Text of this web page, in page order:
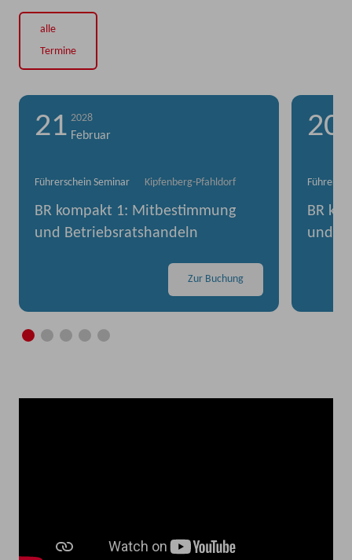
alle
Termine
21 2028
Februar
Führerschein Seminar Kipfenberg-Pfahldorf
BR kompakt 1: Mitbestimmung
und Betriebsratshandeln
Zur Buchung
20
BR
und